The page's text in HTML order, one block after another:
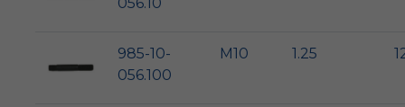
985-10-
056.100
M10 1.25